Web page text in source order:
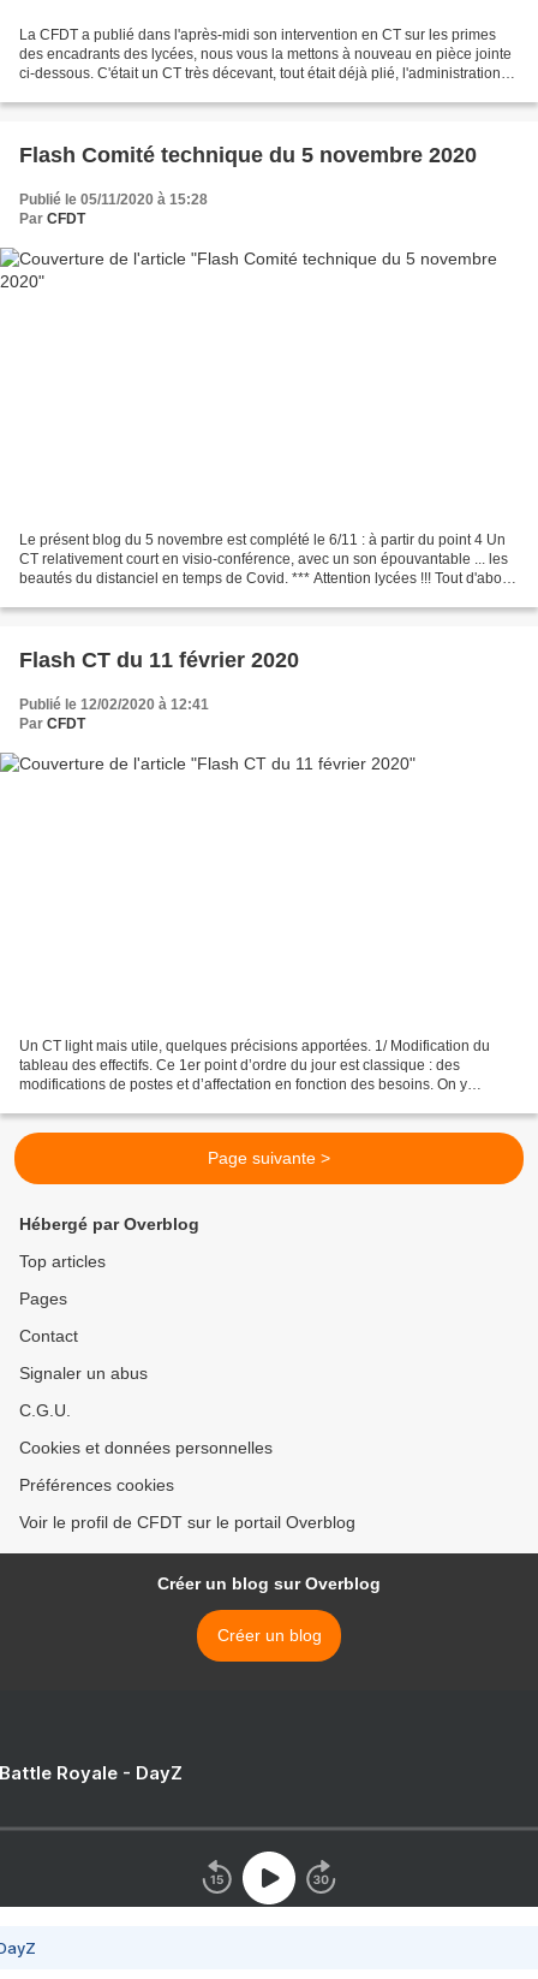
La CFDT a publié dans l'après-midi son intervention en CT sur les primes
des encadrants des lycées, nous vous la mettons à nouveau en pièce jointe
ci-dessous. C'était un CT très décevant, tout était déjà plié, l'administration
Flash Comité technique du 5 novembre 2020
Publié le 05/11/2020 à 15:28
Par CFDT
Le présent blog du 5 novembre est complété le 6/11 : à partir du point 4 Un
CT relativement court en visio-conférence, avec un son épouvantable ... les
beautés du distanciel en temps de Covid. *** Attention lycées !!! Tout d'abord
Flash CT du 11 février 2020
Publié le 12/02/2020 à 12:41
Par CFDT
Un CT light mais utile, quelques précisions apportées. 1/ Modification du
tableau des effectifs. Ce 1er point d’ordre du jour est classique : des
modifications de postes et d’affectation en fonction des besoins. On y
Page suivante >
Hébergé par Overblog
Top articles
Pages
Contact
Signaler un abus
C.G.U.
Cookies et données personnelles
Préférences cookies
Voir le profil de CFDT sur le portail Overblog
Créer un blog sur Overblog
Créer un blog
Royale - DayZ